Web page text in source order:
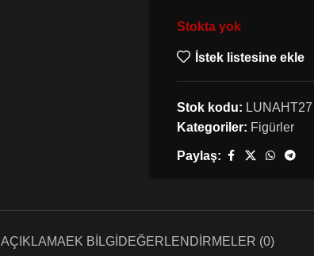
Stokta yok
İstek listesine ekle
Stok kodu: LUNAHT27
Kategoriler: Figürler
Paylaş:
AÇIKLAMAEK BILGI DEĞERLENDIRMELER (0)